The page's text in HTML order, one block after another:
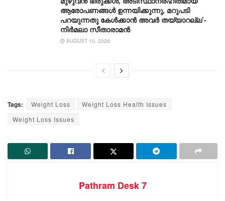
ആരോപണങ്ങൾ ഉന്നയിക്കുന്നു, മറുപടി
പറയുന്നതു കേൾക്കാൻ അവർ തയ്യാറല്ല’-
നിർമലാ സീതാരാമൻ
AUGUST 10, 2026
Tags: Weight Loss
Weight Loss Health Issues
Weight Loss Issues
Pathram Desk 7